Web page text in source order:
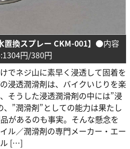
置換スプレー CKM-001】 ●内容
円/380円
でネジ山に素早く浸透して固着を
浸透潤滑剤は、バイクいじりを楽
そうした浸透潤滑剤の中には”浸
”潤滑剤”としての能力は果たし
があるのも事実。そんな懸念を
ル／潤滑剤の専門メーカー・エー
ル […]